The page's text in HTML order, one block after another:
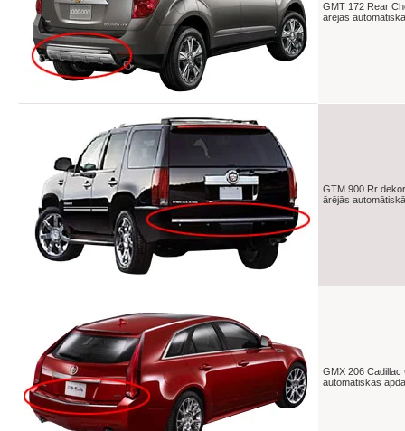
GMT 172 Rear
ārējās
GTM 900 Rr
ārējās
GMX 206
automātiskās